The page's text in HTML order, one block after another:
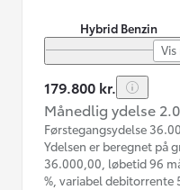
Hybrid Benzin
Vis
179.800 kr.
Månedlig ydelse
Førstegangsydelse
Ydelsen er beregnet på
36.000,00, løbetid 96
%, variabel debitorrente